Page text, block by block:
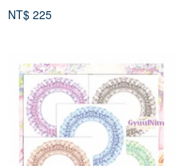
NT$ 225